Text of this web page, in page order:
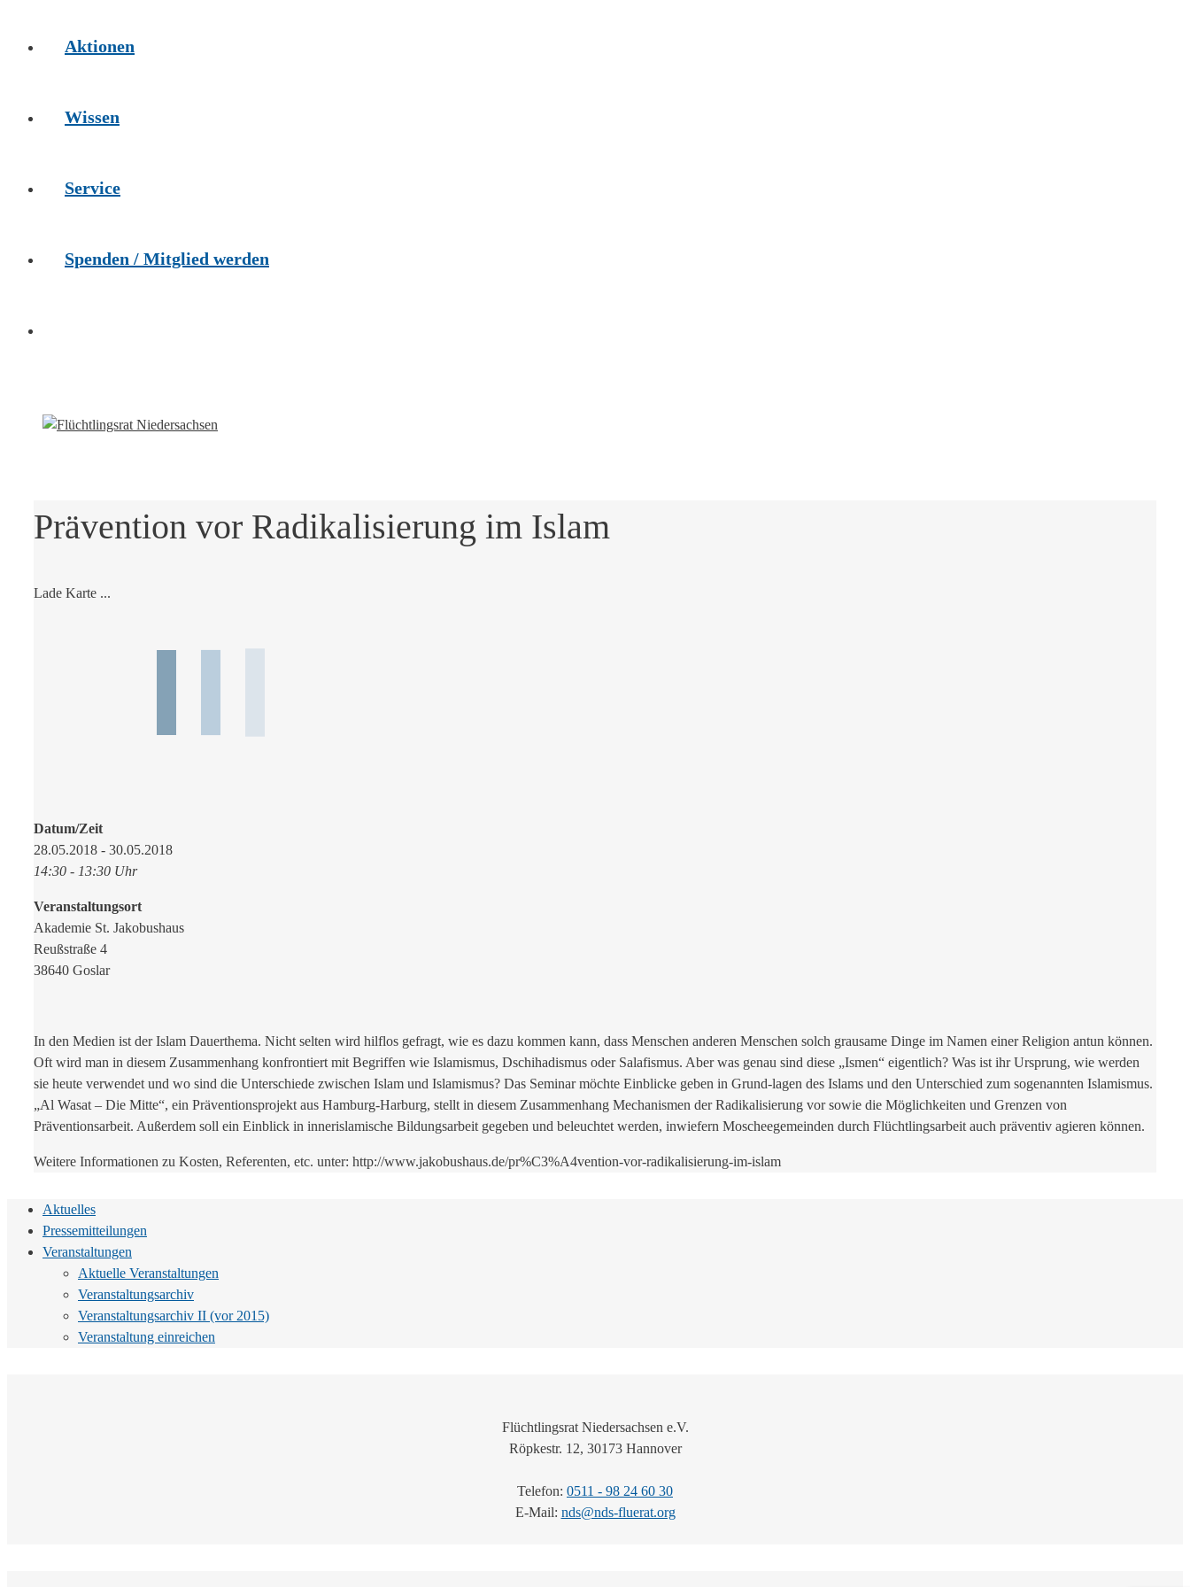
Aktionen
Wissen
Service
Spenden / Mitglied werden
Prävention vor Radikalisierung im Islam
Lade Karte ...
Datum/Zeit
28.05.2018 - 30.05.2018
14:30 - 13:30 Uhr
Veranstaltungsort
Akademie St. Jakobushaus
Reußstraße 4
38640 Goslar
In den Medien ist der Islam Dauerthema. Nicht selten wird hilflos gefragt, wie es dazu kommen kann, dass Menschen anderen Menschen solch grausame Dinge im Namen einer Religion antun können.
Oft wird man in diesem Zusammenhang konfrontiert mit Begriffen wie Islamismus, Dschihadismus oder Salafismus. Aber was genau sind diese „Ismen“ eigentlich? Was ist ihr Ursprung, wie werden
sie heute verwendet und wo sind die Unterschiede zwischen Islam und Islamismus? Das Seminar möchte Einblicke geben in Grund-lagen des Islams und den Unterschied zum sogenannten Islamismus.
„Al Wasat – Die Mitte“, ein Präventionsprojekt aus Hamburg-Harburg, stellt in diesem Zusammenhang Mechanismen der Radikalisierung vor sowie die Möglichkeiten und Grenzen von
Präventionsarbeit. Außerdem soll ein Einblick in innerislamische Bildungsarbeit gegeben und beleuchtet werden, inwiefern Moscheegemeinden durch Flüchtlingsarbeit auch präventiv agieren können.
Weitere Informationen zu Kosten, Referenten, etc. unter: http://www.jakobushaus.de/pr%C3%A4vention-vor-radikalisierung-im-islam
Aktuelles
Pressemitteilungen
Veranstaltungen
Aktuelle Veranstaltungen
Veranstaltungsarchiv
Veranstaltungsarchiv II (vor 2015)
Veranstaltung einreichen
Flüchtlingsrat Niedersachsen e.V.
Röpkestr. 12, 30173 Hannover
Telefon: 0511 - 98 24 60 30
E-Mail: nds@nds-fluerat.org